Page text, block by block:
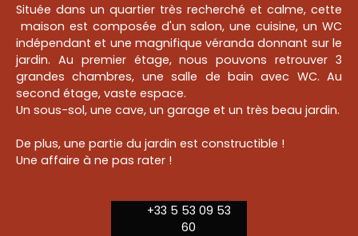
Située dans un quartier très recherché et calme, cette
maison est composée d'un salon, une cuisine, un WC
indépendant et une magnifique véranda donnant sur le
jardin. Au premier étage, nous pouvons retrouver 3
grandes chambres, une salle de bain avec WC. Au
second étage, vaste espace.
Un sous-sol, une cave, un garage et un très beau jardin.
De plus, une partie du jardin est constructible !
Une affaire à ne pas rater !
+33 5 53 09 53
60